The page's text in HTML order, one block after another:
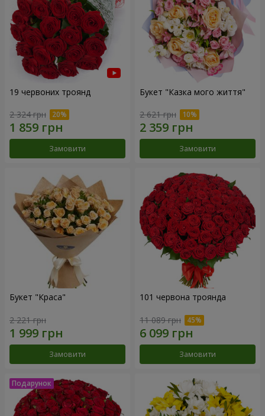
19 червоних троянд
2 324 грн
Замовити
Букет "Казка мого життя"
2 621 грн
Замовити
Букет "Краса"
2 221 грн
Замовити
101 червона троянда
11 089 грн
Замовити